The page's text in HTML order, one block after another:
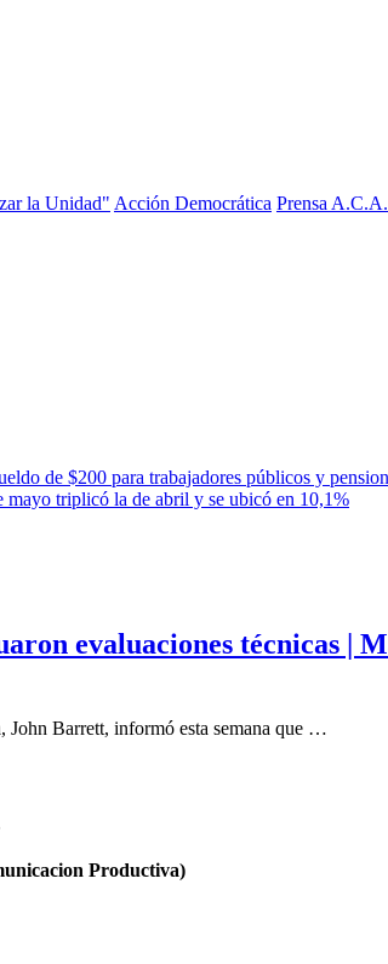
la Unidad" Acción Democrática Prensa
de $200 para trabajadores públicos y
triplicó la de abril y se ubicó en 10,1%
evaluaciones técnicas
John Barrett, informó esta semana que …
Productiva)